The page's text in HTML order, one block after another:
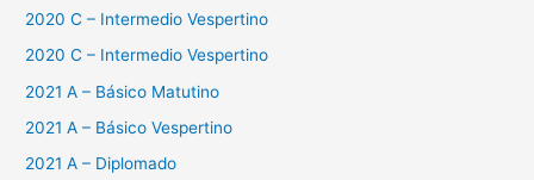
2020 C – Intermedio Vespertino
2020 C – Intermedio Vespertino
2021 A – Básico Matutino
2021 A – Básico Vespertino
2021 A – Diplomado